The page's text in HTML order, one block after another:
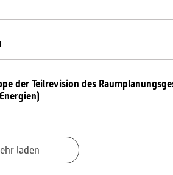
der Teilrevision des
laden